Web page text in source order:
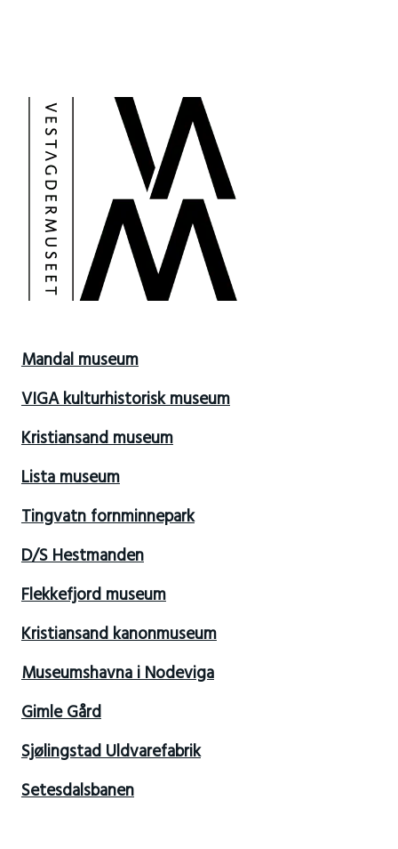
Mandal museum
VIGA kulturhistorisk museum
Kristiansand museum
Lista museum
Tingvatn fornminnepark
D/S Hestmanden
Flekkefjord museum
Kristiansand kanonmuseum
Museumshavna i Nodeviga
Gimle Gård
Sjølingstad Uldvarefabrik
Setesdalsbanen